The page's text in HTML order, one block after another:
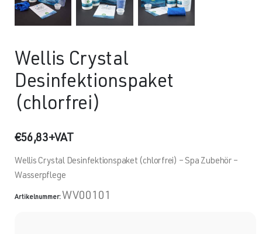
Wellis Crystal
Desinfektionspaket
(chlorfrei)
€56,83+VAT
Wellis Crystal Desinfektionspaket (chlorfrei) – Spa Zubehör –
Wasserpflege
Artikelnummer: WV00101